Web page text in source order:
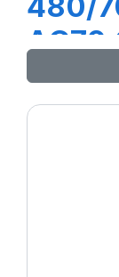
AC70